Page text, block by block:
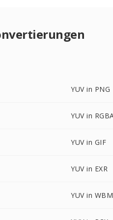
YUV in PNG
YUV in
YUV in GIF
YUV in EXR
YUV in